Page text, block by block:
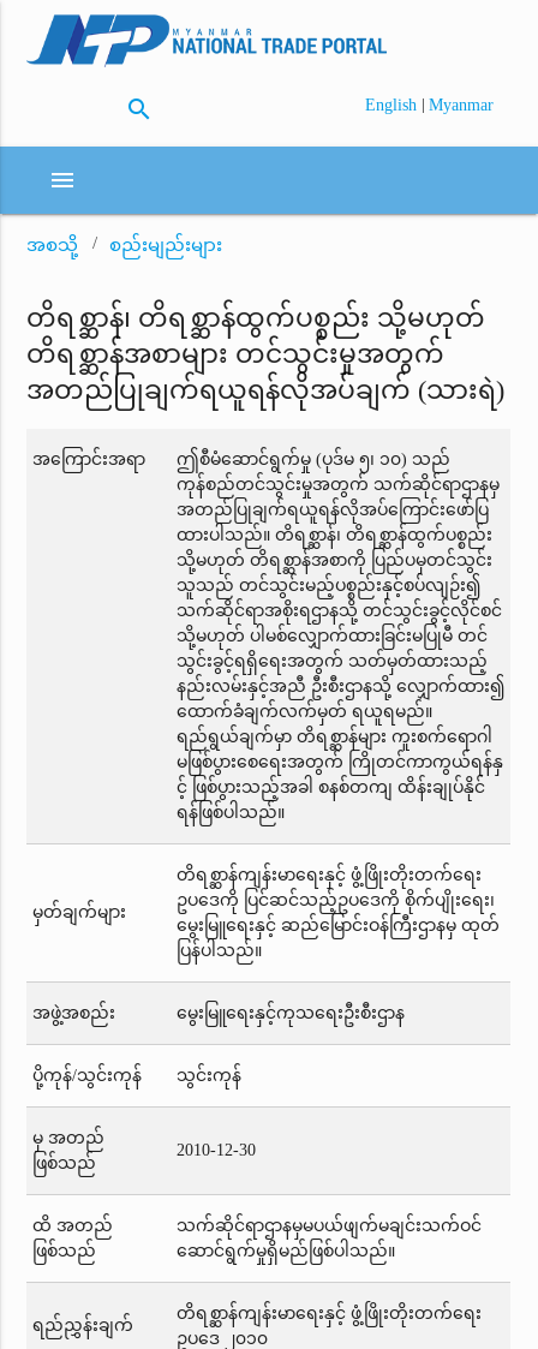
search English | Myanmar
menu
အစသို့ စည်းမျည်းများ
တိရစ္ဆာန်၊ တိရစ္ဆာန်ထွက်ပစ္စည်း သို့မဟုတ်
တိရစ္ဆာန်အစာများ တင်သွင်းမှုအတွက်
အတည်ပြုချက်ရယူရန်လိုအပ်ချက် (သားရဲ)
အကြောင်းအရာ
ဤစီမံဆောင်ရွက်မှု (ပုဒ်မ ၅၊ ၁၀) သည်
ကုန်စည်တင်သွင်းမှုအတွက် သက်ဆိုင်ရာဌာနမှ
အတည်ပြုချက်ရယူရန်လိုအပ်ကြောင်းဖော်ပြ
ထားပါသည်။ တိရစ္ဆာန်၊ တိရစ္ဆာန်ထွက်ပစ္စည်း
သို့မဟုတ် တိရစ္ဆာန်အစာကို ပြည်ပမှတင်သွင်း
သူသည် တင်သွင်းမည့်ပစ္စည်းနှင့်စပ်လျဉ်း၍
သက်ဆိုင်ရာအစိုးရဌာနသို့ တင်သွင်းခွင့်လိုင်စင်
သို့မဟုတ် ပါမစ်လျှောက်ထားခြင်းမပြုမီ တင်
သွင်းခွင့်ရရှိရေးအတွက် သတ်မှတ်ထားသည့်
နည်းလမ်းနှင့်အညီ ဦးစီးဌာနသို့ လျှောက်ထား၍
ထောက်ခံချက်လက်မှတ် ရယူရမည်။
ရည်ရွယ်ချက်မှာ တိရစ္ဆာန်များ ကူးစက်ရောဂါ
မဖြစ်ပွားစေရေးအတွက် ကြိုတင်ကာကွယ်ရန်နှ
င့် ဖြစ်ပွားသည့်အခါ စနစ်တကျ ထိန်းချုပ်နိုင်
ရန်ဖြစ်ပါသည်။
မှတ်ချက်များ
တိရစ္ဆာန်ကျန်းမာရေးနှင့် ဖွံ့ဖြိုးတိုးတက်ရေး
ဥပဒေကို ပြင်ဆင်သည့်ဥပဒေကို စိုက်ပျိုးရေး၊
မွေးမြူရေးနှင့် ဆည်မြောင်းဝန်ကြီးဌာနမှ ထုတ်
ပြန်ပါသည်။
အဖွဲ့အစည်း မွေးမြူရေးနှင့်ကုသရေးဦးစီးဌာန
ပို့ကုန်/သွင်းကုန် သွင်းကုန်
မှ အတည်
ဖြစ်သည်
2010-12-30
ထိ အတည်
ဖြစ်သည်
သက်ဆိုင်ရာဌာနမှမပယ်ဖျက်မချင်းသက်ဝင်
ဆောင်ရွက်မှုရှိမည်ဖြစ်ပါသည်။
ရည်ညွှန်းချက်
တိရစ္ဆာန်ကျန်းမာရေးနှင့် ဖွံ့ဖြိုးတိုးတက်ရေး
ဥပဒေ ၂၀၁၀